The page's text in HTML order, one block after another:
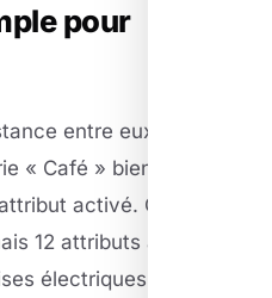
pour
entre eux : 200
« Café » bien
activé. Café B :
12 attributs activés
électriques, options